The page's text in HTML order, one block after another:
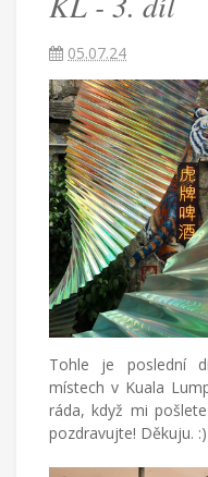
3.
díl
Češka
provdaná
Američana
žijící
Turecku
píše
blog
05.07.24
Tohle je poslední
místech v Kuala
ráda, když mi
pozdravujte! Děkuju. :)